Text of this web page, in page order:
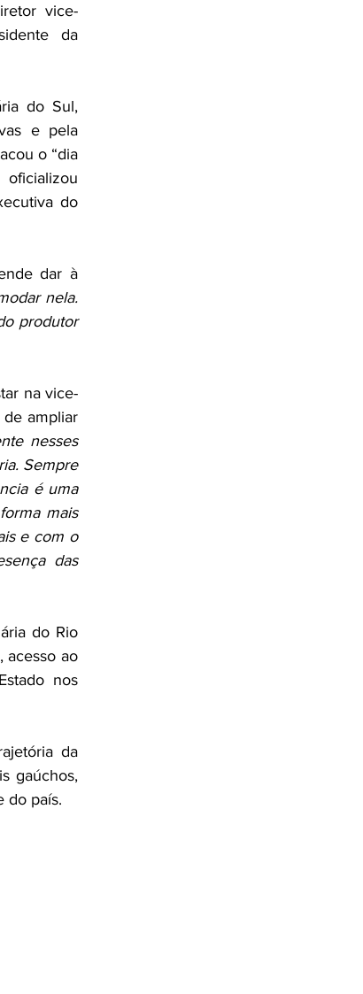
vice-
da
do Sul,
e pela
o “dia
do
dar à
nela.
produtor
na vice-
ampliar
nesses
Sempre
é uma
mais
e com o
das
do Rio
acesso ao
nos
da
gaúchos,
do país.